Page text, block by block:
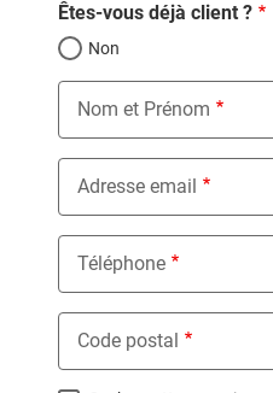
Êtes-vous déjà client ?
Non
Nom et Prénom
Adresse email
Téléphone
Code postal